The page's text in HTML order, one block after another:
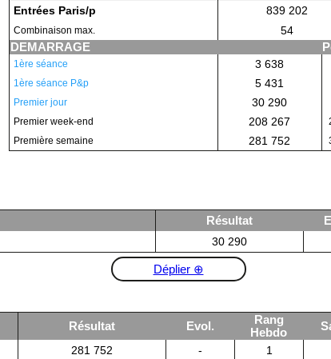
Entrées Paris/p 839 202
Combinaison max.
54
DEMARRAGE
1ère séance 3 638
1ère séance P&p 5 431
Premier jour 30 290
Premier week-end
208 267
Première semaine
281 752
Résultat
30 290
Déplier ⊕
Résultat Evol.
Rang
Hebdo
281 752 - 1